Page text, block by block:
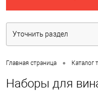
Уточнить раздел
Главная страница • Каталог
Наборы для